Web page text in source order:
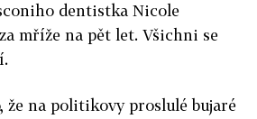
dentistka Nicole
mříže na pět let. Všichni se
že na politikovy proslulé bujaré